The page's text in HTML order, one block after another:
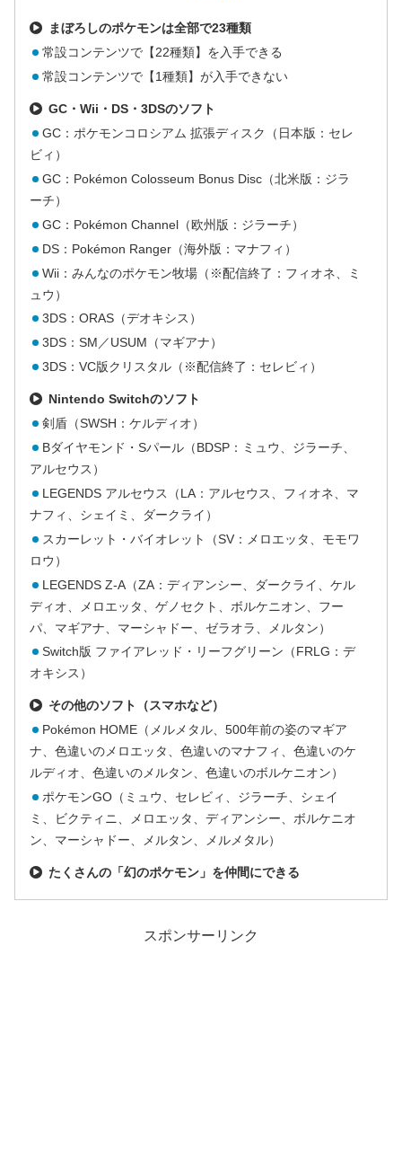
まぼろしのポケモンは全部で23種類
常設コンテンツで【22種類】を入手できる
常設コンテンツで【1種類】が入手できない
GC・Wii・DS・3DSのソフト
GC：ポケモンコロシアム 拡張ディスク（日本版：セレ
ビィ）
GC：Pokémon Colosseum Bonus Disc（北米版：ジラ
ーチ）
GC：Pokémon Channel（欧州版：ジラーチ）
DS：Pokémon Ranger（海外版：マナフィ）
Wii：みんなのポケモン牧場（※配信終了：フィオネ、ミ
ュウ）
3DS：ORAS（デオキシス）
3DS：SM／USUM（マギアナ）
3DS：VC版クリスタル（※配信終了：セレビィ）
Nintendo Switchのソフト
剣盾（SWSH：ケルディオ）
Bダイヤモンド・Sパール（BDSP：ミュウ、ジラーチ、
アルセウス）
LEGENDS アルセウス（LA：アルセウス、フィオネ、マ
ナフィ、シェイミ、ダークライ）
スカーレット・バイオレット（SV：メロエッタ、モモワ
ロウ）
LEGENDS Z-A（ZA：ディアンシー、ダークライ、ケル
ディオ、メロエッタ、ゲノセクト、ボルケニオン、フー
パ、マギアナ、マーシャドー、ゼラオラ、メルタン）
Switch版 ファイアレッド・リーフグリーン（FRLG：デ
オキシス）
その他のソフト（スマホなど）
Pokémon HOME（メルメタル、500年前の姿のマギア
ナ、色違いのメロエッタ、色違いのマナフィ、色違いのケ
ルディオ、色違いのメルタン、色違いのボルケニオン）
ポケモンGO（ミュウ、セレビィ、ジラーチ、シェイ
ミ、ビクティニ、メロエッタ、ディアンシー、ボルケニオ
ン、マーシャドー、メルタン、メルメタル）
たくさんの「幻のポケモン」を仲間にできる
スポンサーリンク